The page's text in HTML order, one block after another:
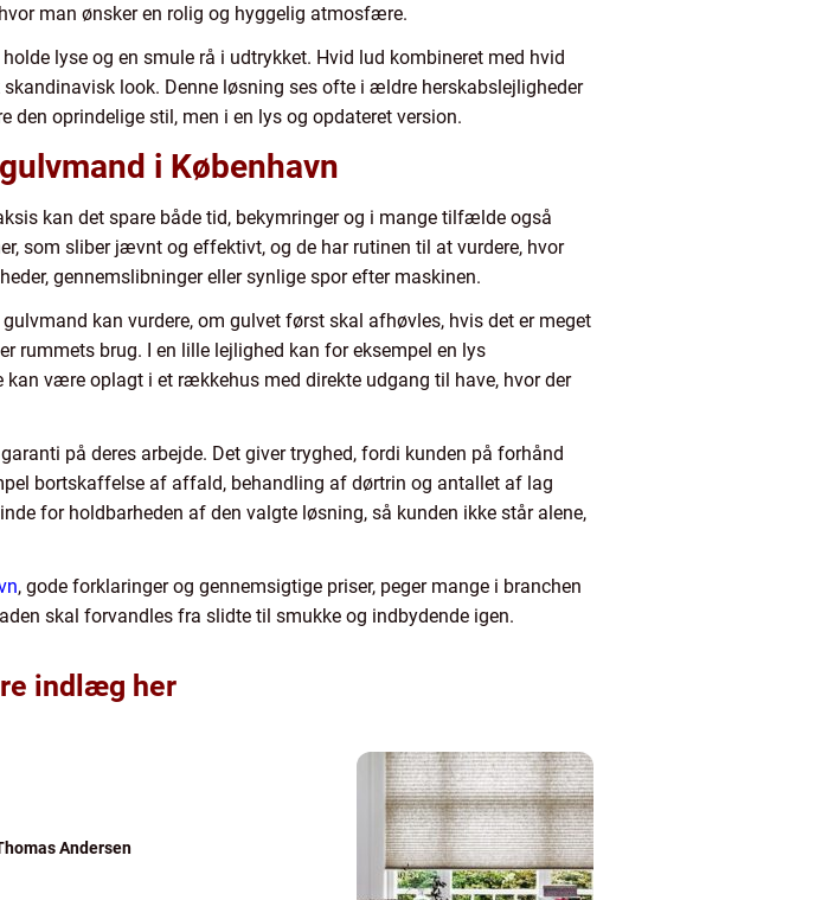
man ønsker en rolig og hyggelig atmosfære.
lyse og en smule rå i udtrykket. Hvid lud kombineret med hvid
look. Denne løsning ses ofte i ældre herskabslejligheder
den oprindelige stil, men i en lys og opdateret version.
i København
kan det spare både tid, bekymringer og i mange tilfælde også
som sliber jævnt og effektivt, og de har rutinen til at vurdere, hvor
gennemslibninger eller synlige spor efter maskinen.
kan vurdere, om gulvet først skal afhøvles, hvis det er meget
rummets brug. I en lille lejlighed kan for eksempel en lys
være oplagt i et rækkehus med direkte udgang til have, hvor der
på deres arbejde. Det giver tryghed, fordi kunden på forhånd
bortskaffelse af affald, behandling af dørtrin og antallet af lag
for holdbarheden af den valgte løsning, så kunden ikke står alene,
, gode forklaringer og gennemsigtige priser, peger mange i branchen
skal forvandles fra slidte til smukke og indbydende igen.
indlæg her
Andersen